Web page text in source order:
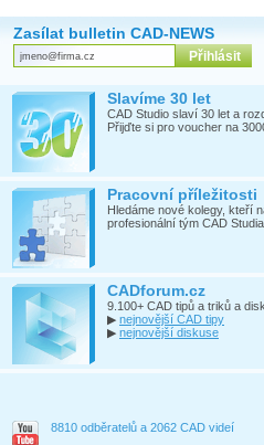
Zasílat bulletin CAD-NEWS
Slavíme 30 let
CAD Studio slaví 30 let a
Přijďte si pro voucher na
Pracovní příležitosti
Hledáme nové kolegy, kteří
profesionální tým CAD
CADforum.cz
9.100+ CAD tipů a triků a
▶ nejnovější CAD tipy
▶ nejnovější diskuse
8810 odběratelů a 2062 CAD videí